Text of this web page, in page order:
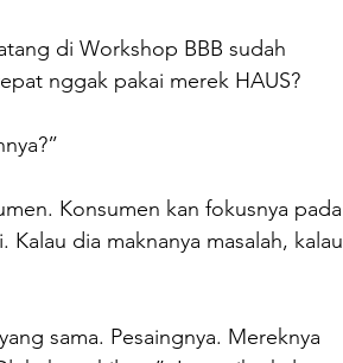
di Workshop BBB sudah
nggak pakai merek HAUS?
Konsumen kan fokusnya pada
dia maknanya masalah, kalau
sama. Pesaingnya. Mereknya